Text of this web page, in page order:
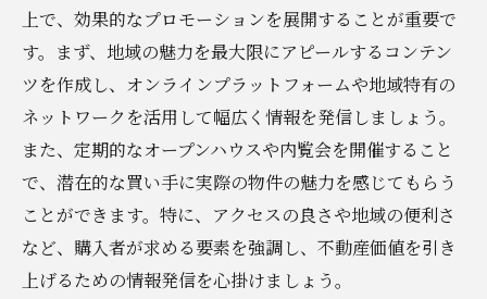
上で、効果的なプロモーションを展開することが重要で
す。まず、地域の魅力を最大限にアピールするコンテン
ツを作成し、オンラインプラットフォームや地域特有の
ネットワークを活用して幅広く情報を発信しましょう。
また、定期的なオープンハウスや内覧会を開催すること
で、潜在的な買い手に実際の物件の魅力を感じてもらう
ことができます。特に、アクセスの良さや地域の便利さ
など、購入者が求める要素を強調し、不動産価値を引き
上げるための情報発信を心掛けましょう。